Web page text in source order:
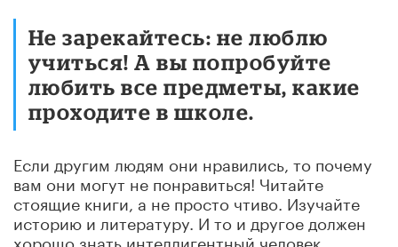
Не зарекайтесь: не люблю
учиться! А вы попробуйте
любить все предметы, какие
проходите в школе.
Если другим людям они нравились, то почему
вам они могут не понравиться! Читайте
стоящие книги, а не просто чтиво. Изучайте
историю и литературу. И то и другое должен
хорошо знать интеллигентный человек.